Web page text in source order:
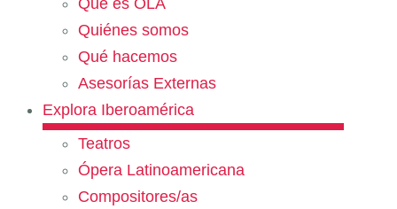
Quiénes somos
Qué hacemos
Asesorías Externas
Explora Iberoamérica
Teatros
Ópera Latinoamericana
Compositores/as